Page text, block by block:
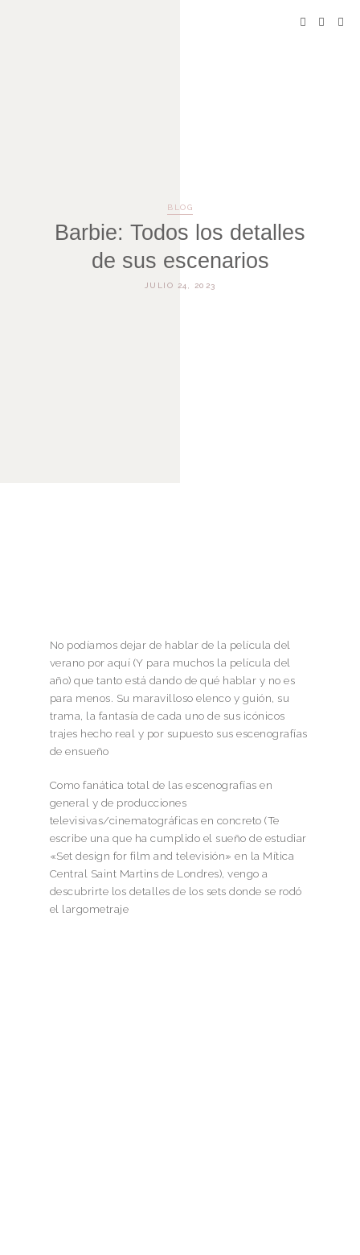
BLOG
Barbie: Todos los detalles
de sus escenarios
JULIO 24, 2023
No podíamos dejar de hablar de la película del
verano por aquí (Y para muchos la película del
año) que tanto está dando de qué hablar y no es
para menos. Su maravilloso elenco y guión, su
trama, la fantasía de cada uno de sus icónicos
trajes hecho real y por supuesto sus escenografías
de ensueño
Como fanática total de las escenografías en
general y de producciones
televisivas/cinematográficas en concreto (Te
escribe una que ha cumplido el sueño de estudiar
«Set design for film and televisión» en la Mítica
Central Saint Martins de Londres), vengo a
descubrirte los detalles de los sets donde se rodó
el largometraje